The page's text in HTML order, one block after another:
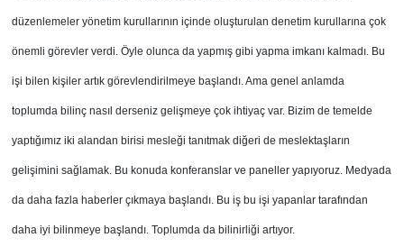
düzenlemeler yönetim kurullarının içinde oluşturulan denetim kurullarına çok
önemli görevler verdi. Öyle olunca da yapmış gibi yapma imkanı kalmadı. Bu
işi bilen kişiler artık görevlendirilmeye başlandı. Ama genel anlamda
toplumda bilinç nasıl derseniz gelişmeye çok ihtiyaç var. Bizim de temelde
yaptığımız iki alandan birisi mesleği tanıtmak diğeri de meslektaşların
gelişimini sağlamak. Bu konuda konferanslar ve paneller yapıyoruz. Medyada
da daha fazla haberler çıkmaya başlandı. Bu iş bu işi yapanlar tarafından
daha iyi bilinmeye başlandı. Toplumda da bilinirliği artıyor.